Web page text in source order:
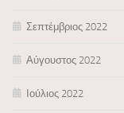
Σεπτέμβριος 2022
Αύγουστος 2022
Ιούλιος 2022